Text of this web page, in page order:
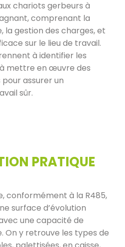
chariots gerbeurs à
comprenant la
la gestion des charges, et
sur le lieu de travail.
à identifier les
mettre en œuvre des
assurer un
sûr.
PRATIQUE
conformément à la R485,
surface d’évolution
une capacité de
y retrouve les types de